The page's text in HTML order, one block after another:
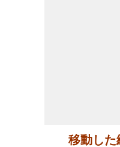
移動した